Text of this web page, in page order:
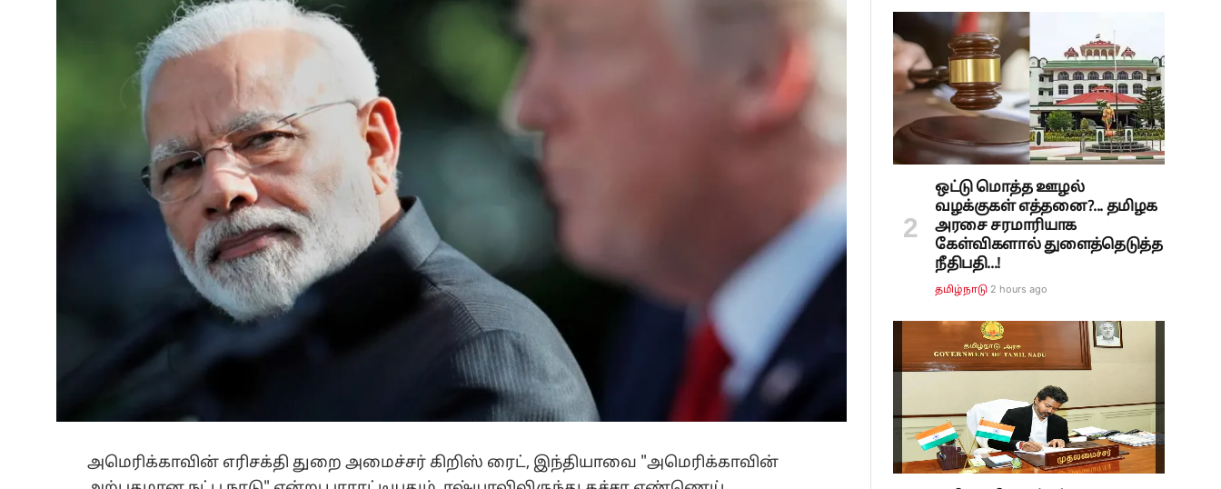
அமெரிக்காவின் எரிசக்தி துறை அமைச்சர் கிறிஸ் ரைட், இந்தியாவை "அமெரிக்காவின்
ஒட்டு மொத்த ஊழல்
வழக்குகள் எத்தனை?... தமிழக
அரசை சரமாரியாக
கேள்விகளால் துளைத்தெடுத்த
நீதிபதி...!
தமிழ்நாடு 2 hours ago